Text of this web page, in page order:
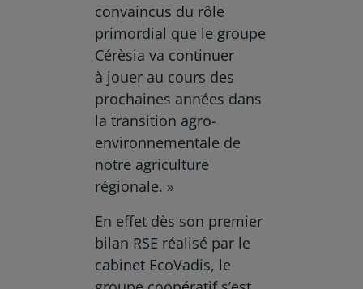
convaincus du rôle
primordial que le groupe
Cérèsia va continuer
à jouer au cours des
prochaines années dans
la transition agro-
environnementale de
notre agriculture
régionale. »
En effet dès son premier
bilan RSE réalisé par le
cabinet EcoVadis, le